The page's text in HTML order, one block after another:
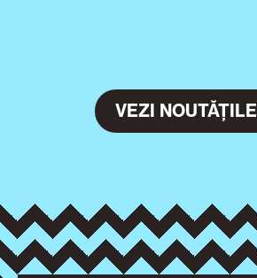
VEZI NOUTĂȚILE